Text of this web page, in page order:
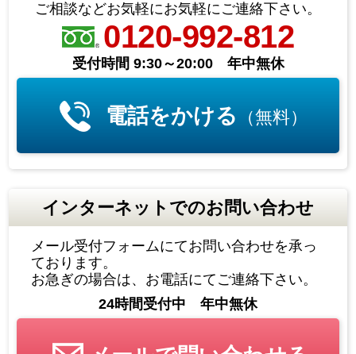
ご相談などお気軽にお気軽にご連絡下さい。
0120-992-812
受付時間 9:30～20:00 年中無休
電話をかける （無料）
インターネットでのお問い合わせ
メール受付フォームにてお問い合わせを承っ
ております。
お急ぎの場合は、お電話にてご連絡下さい。
24時間受付中 年中無休